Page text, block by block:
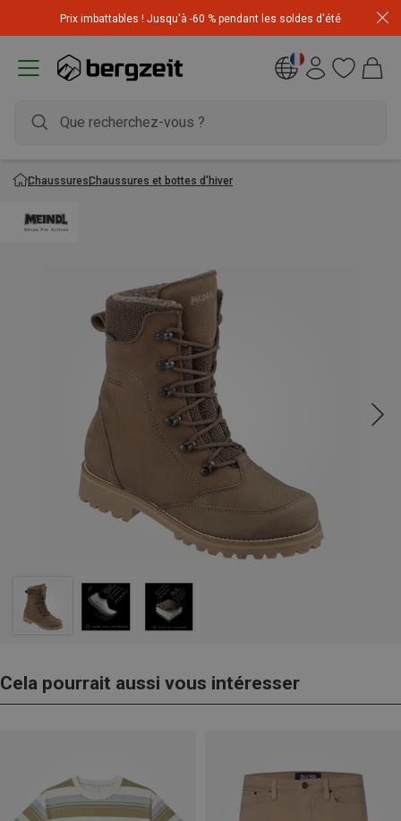
Prix imbattables ! Jusqu'à -60 % pendant les soldes d'été
l'article le moins cher! Code
ChaussuresChaussures et bottes d'hiver
Cela pourrait aussi vous intéresser